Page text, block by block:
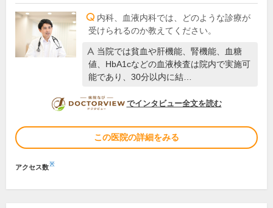
内科、血液内科では、どのような診療が
受けられるのか教えてください。
当院では貧血や肝機能、腎機能、血糖
値、HbA1cなどの血液検査は院内で実施可
能であり、30分以内に結…
DOCTORVIEW
でインタビュー全文を読む
この医院の詳細をみる
アクセス数※